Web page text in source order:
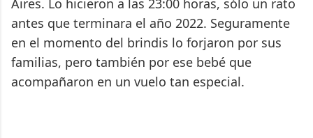
Aires. Lo hicieron a las 23:00 horas, sólo un rato
antes que terminara el año 2022. Seguramente
en el momento del brindis lo forjaron por sus
familias, pero también por ese bebé que
acompañaron en un vuelo tan especial.